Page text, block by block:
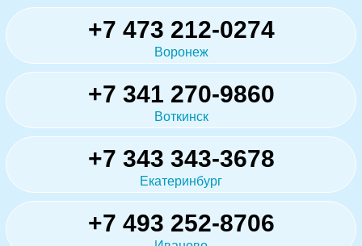
+7 473 212-0274
Воронеж
+7 341 270-9860
Воткинск
+7 343 343-3678
Екатеринбург
+7 493 252-8706